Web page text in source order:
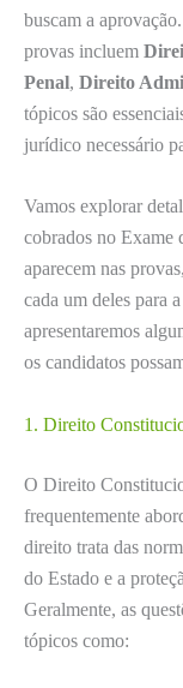
buscam a
provas incluem
Penal, Direito
tópicos são
jurídico necessário
Vamos explorar
cobrados no
aparecem nas
cada um deles para
apresentaremos
os candidatos
1. Direito
O Direito
frequentemente
direito trata das
do Estado e a
Geralmente, as
tópicos como: